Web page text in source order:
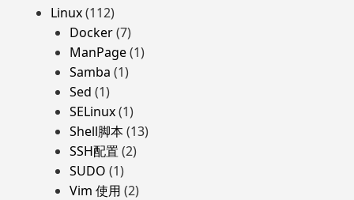
Linux(112)
Docker(7)
ManPage(1)
Samba (1)
Sed (1)
SELinux(1)
Shell脚本(13)
SSH配置 (2)
SUDO (1)
Vim 使用 (2)